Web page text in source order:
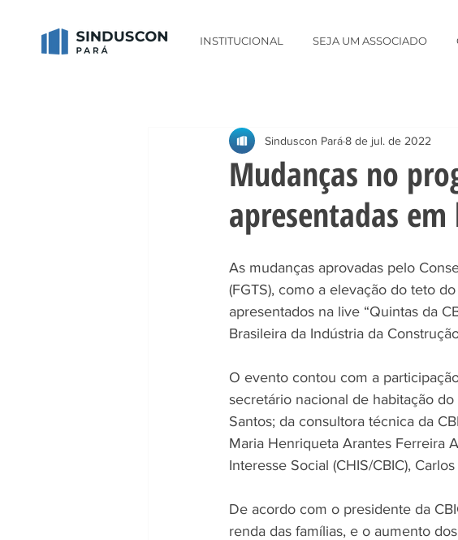
INSTITUCIONAL SEJA UM ASSOCIADO
Mudanças no
apresentadas em
Sinduscon Pará8 de jul. de 2022
As mudanças aprovadas pelo
(FGTS), como a elevação do teto
apresentados na live “Quintas da
Brasileira da Indústria da
O evento contou com a
secretário nacional de habitação
Santos; da consultora técnica da
Maria Henriqueta Arantes Ferreira
Interesse Social (CHIS/CBIC),
De acordo com o presidente da
renda das famílias, e o aumento